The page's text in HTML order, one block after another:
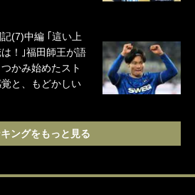
(7)中編 ｢這い上
！｣福田師王が語
かみ始めたスト
と、もどかしい
ングをもっと見る